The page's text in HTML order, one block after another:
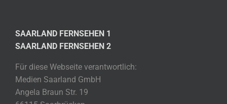
SAARLAND FERNSEHEN 1
SAARLAND FERNSEHEN 2
Für diese Webseite verantwortlich:
Medien Saarland GmbH
Angela Braun Str. 19